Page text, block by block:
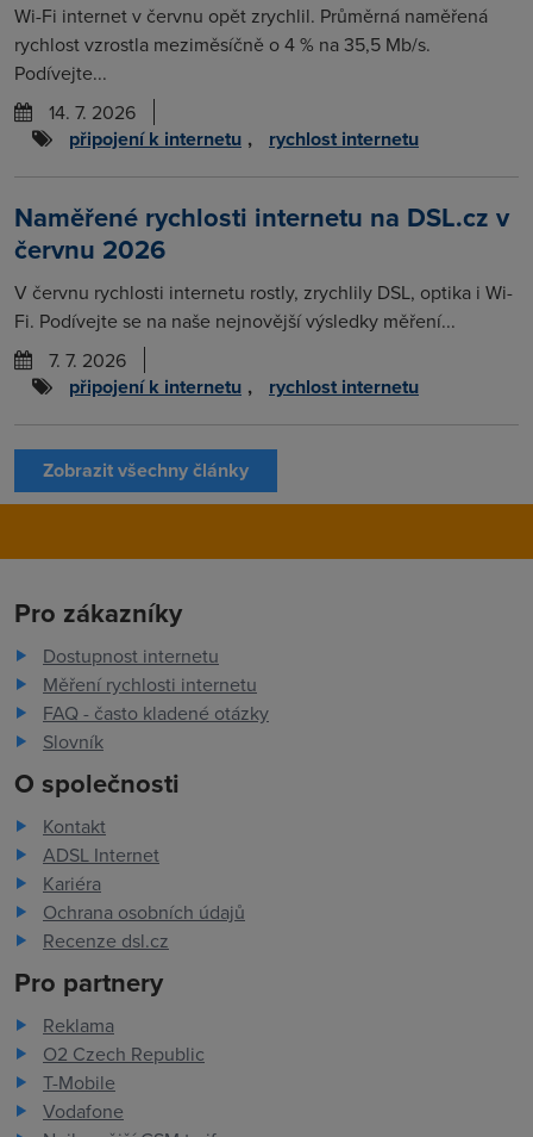
Wi-Fi internet v červnu opět zrychlil. Průměrná naměřená
rychlost vzrostla meziměsíčně o 4 % na 35,5 Mb/s.
Podívejte...
14. 7. 2026
připojení k internetu , rychlost internetu
Naměřené rychlosti internetu na DSL.cz v
červnu 2026
V červnu rychlosti internetu rostly, zrychlily DSL, optika i Wi-
Fi. Podívejte se na naše nejnovější výsledky měření...
7. 7. 2026
připojení k internetu , rychlost internetu
Zobrazit všechny články
Pro zákazníky
Dostupnost internetu
Měření rychlosti internetu
FAQ - často kladené otázky
Slovník
O společnosti
Kontakt
ADSL Internet
Kariéra
Ochrana osobních údajů
Recenze dsl.cz
Pro partnery
Reklama
O2 Czech Republic
T-Mobile
Vodafone